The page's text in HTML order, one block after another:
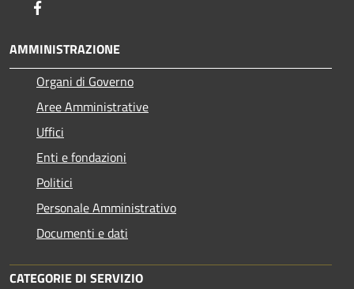
AMMINISTRAZIONE
Organi di Governo
Aree Amministrative
Uffici
Enti e fondazioni
Politici
Personale Amministrativo
Documenti e dati
CATEGORIE DI SERVIZIO